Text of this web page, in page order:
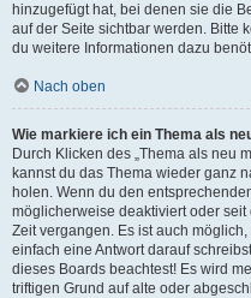
hinzugefügt hat, bei denen sie die
auf der Seite sichtbar werden. Bitte
du weitere Informationen dazu
Nach oben
Wie markiere ich ein Thema als
Durch Klicken des „Thema als neu
kannst du das Thema wieder ganz
holen. Wenn du den
möglicherweise deaktiviert oder
Zeit vergangen. Es ist auch
einfach eine Antwort darauf
dieses Boards beachtest! Es wird
triftigen Grund auf alte oder